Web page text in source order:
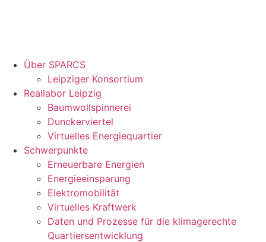
Über SPARCS
Leipziger Konsortium
Reallabor Leipzig
Baumwollspinnerei
Dunckerviertel
Virtuelles Energiequartier
Schwerpunkte
Erneuerbare Energien
Energieeinsparung
Elektromobilität
Virtuelles Kraftwerk
Daten und Prozesse für die klimagerechte
Quartiersentwicklung